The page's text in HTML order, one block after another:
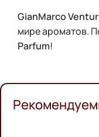
GianMarco
мире ароматов.
Parfum!